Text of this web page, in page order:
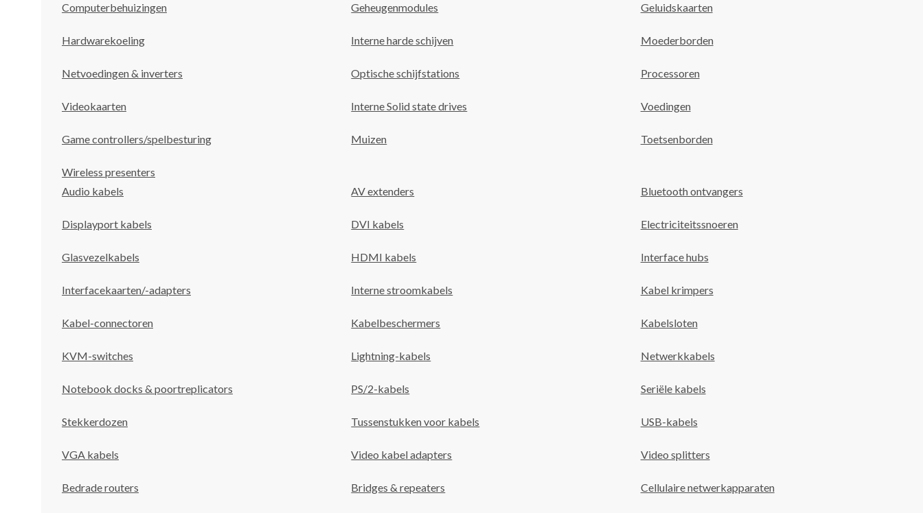
Computerbehuizingen
Geheugenmodules Geluidskaarten
Hardwarekoeling Interne harde schijven Moederborden
Netvoedingen & inverters Optische schijfstations Processoren
Videokaarten Interne Solid state drives Voedingen
Game controllers/spelbesturing Muizen Toetsenborden
Wireless presenters
Audio kabels
AV extenders Bluetooth ontvangers
Displayport kabels DVI kabels Electriciteitssnoeren
Glasvezelkabels HDMI kabels Interface hubs
Interfacekaarten/-adapters Interne stroomkabels Kabel krimpers
Kabel-connectoren Kabelbeschermers Kabelsloten
KVM-switches Lightning-kabels Netwerkkabels
Notebook docks & poortreplicators PS/2-kabels Seriële kabels
Stekkerdozen Tussenstukken voor kabels USB-kabels
VGA kabels Video kabel adapters Video splitters
Bedrade routers Bridges & repeaters Cellulaire netwerkapparaten